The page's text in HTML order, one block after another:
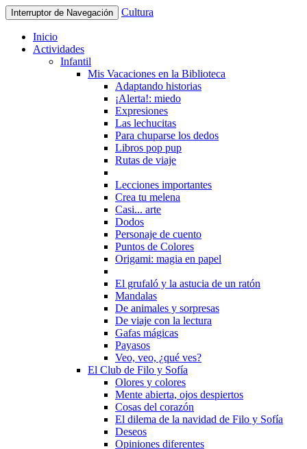
Interruptor de Navegación Cultura
Inicio
Actividades
Infantil
Mis Vacaciones en la Biblioteca
Adaptando historias
¡Alerta!: miedo
Expresiones
Las lechucitas
Para chuparse los dedos
Libros pop pup
Rutas de viaje
Lecciones importantes
Crea tu melena
Casi... arte
Dodos
Personaje de cuento
Puntos de Colores
Origami: magia en papel
El grufaló y la astucia de un ratón
Mandalas
De animales y sorpresas
De viaje con la lectura
Gafas mágicas
Payasos
Veo, veo, ¿qué ves?
El Club de Filo y Sofía
Olores y colores
Mente abierta, ojos despiertos
Cosas del corazón
El dilema de la navidad de Filo y Sofía
Deseos
Opiniones diferentes